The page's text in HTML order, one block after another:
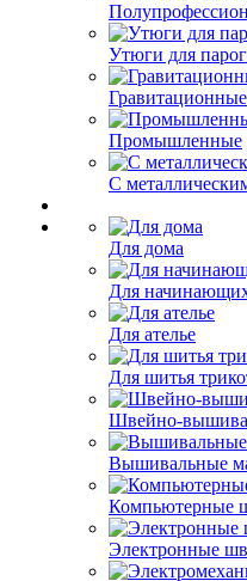
Утюги для
Гравитационные
Промышленные
С
Для дома
Для
Для ателье
Для шитья
Швейно-
Вышивальные
Компьютерные
Электронные